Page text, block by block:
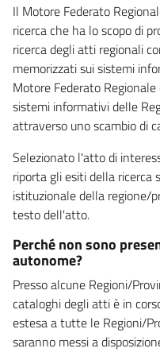
Il Motore Federato
ricerca che ha lo scopo di
ricerca degli atti regionali
memorizzati sui sistemi
Motore Federato
sistemi informativi delle
attraverso uno scambio di
Selezionato l'atto di
riporta gli esiti della ricerca
istituzionale della regione/
testo dell'atto.
Perché non sono
autonome?
Presso alcune Regioni/
cataloghi degli atti è in
estesa a tutte le Regioni/
saranno messi a